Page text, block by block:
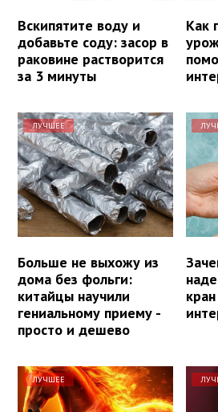
Вскипятите воду и
добавьте соду: засор в
раковине растворится
за 3 минуты
Как
ЛУЧШЕЕ
Больше не выхожу из
дома без фольги:
китайцы научили
гениальному приему -
просто и дешево
ЛУЧШЕЕ